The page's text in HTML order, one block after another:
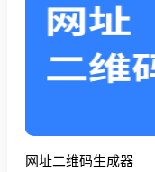
网址二维码生成器